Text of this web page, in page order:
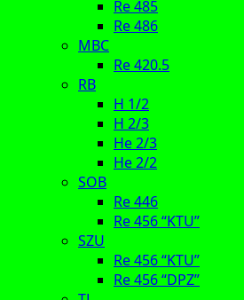
Re 485
Re 486
MBC
Re 420.5
RB
H 1/2
H 2/3
He 2/3
He 2/2
SOB
Re 446
Re 456 “KTU”
SZU
Re 456 “KTU”
Re 456 “DPZ”